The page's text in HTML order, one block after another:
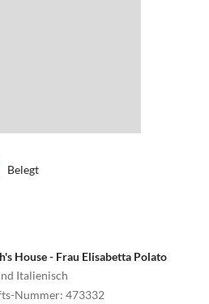
Belegt
House - Frau Elisabetta Polato
Italienisch
Nummer: 473332